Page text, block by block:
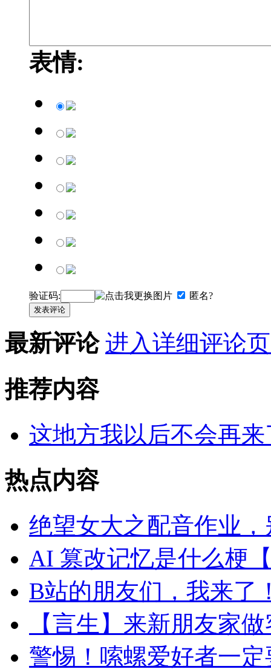
表情:
验证码: 匿名?
发表评论
最新评论 进入详细评论
推荐内容
这地方我以后不会再来
热点内容
绝望女大之配音作业
AI 篡改记忆是什么梗
B站的朋友们，我来了
【言生】来新朋友家
警惕！嗦螺爱好者一